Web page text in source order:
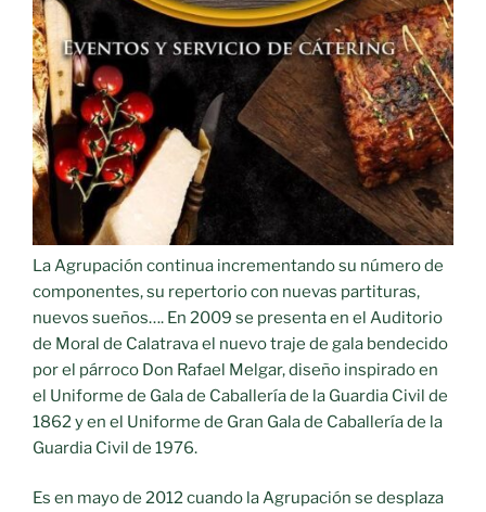
La Agrupación continua incrementando su número de
componentes, su repertorio con nuevas partituras,
nuevos sueños…. En 2009 se presenta en el Auditorio
de Moral de Calatrava el nuevo traje de gala bendecido
por el párroco Don Rafael Melgar, diseño inspirado en
el Uniforme de Gala de Caballería de la Guardia Civil de
1862 y en el Uniforme de Gran Gala de Caballería de la
Guardia Civil de 1976.
Es en mayo de 2012 cuando la Agrupación se desplaza